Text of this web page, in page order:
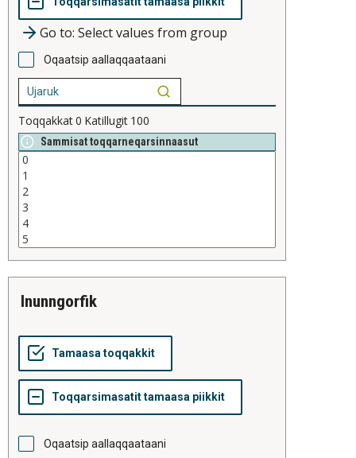
Go to: Select values from group
Oqaatsip aallaqqaataani
Toqqakkat0 Katillugit 100
Sammisat toqqarneqarsinnaasut
inunngorfik
Oqaatsip aallaqqaataani